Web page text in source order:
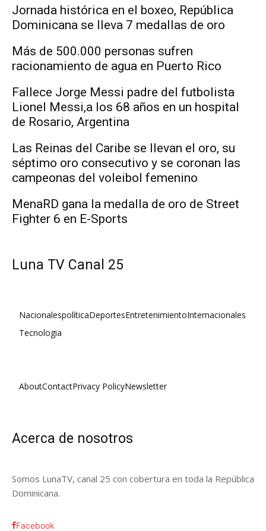
Jornada histórica en el boxeo, República
Dominicana se lleva 7 medallas de oro
Más de 500.000 personas sufren
racionamiento de agua en Puerto Rico
Fallece Jorge Messi padre del futbolista
Lionel Messi,a los 68 años en un hospital
de Rosario, Argentina
Las Reinas del Caribe se llevan el oro, su
séptimo oro consecutivo y se coronan las
campeonas del voleibol femenino
MenaRD gana la medalla de oro de Street
Fighter 6 en E-Sports
Luna TV Canal 25
NacionalespolíticaDeportesEntretenimientoInternacionales
Tecnologia
AboutContactPrivacy PolicyNewsletter
Acerca de nosotros
Somos LunaTV, canal 25 con cobertura en toda la República
Dominicana.
Facebook